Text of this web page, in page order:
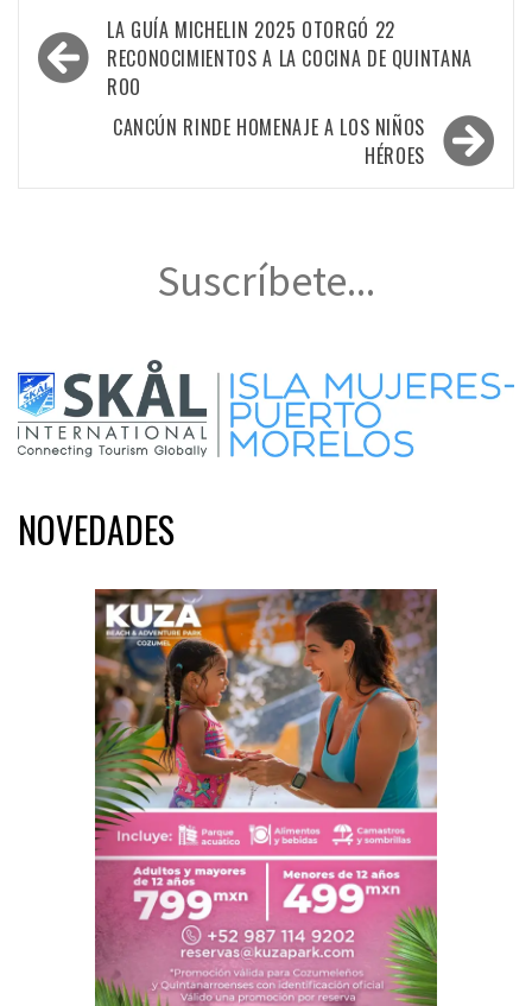
Navegación
de
entradas
LA GUÍA MICHELIN 2025 OTORGÓ 22
RECONOCIMIENTOS A LA COCINA DE QUINTANA
ROO
CANCÚN RINDE HOMENAJE A LOS NIÑOS
HÉROES
Suscríbete...
NOVEDADES